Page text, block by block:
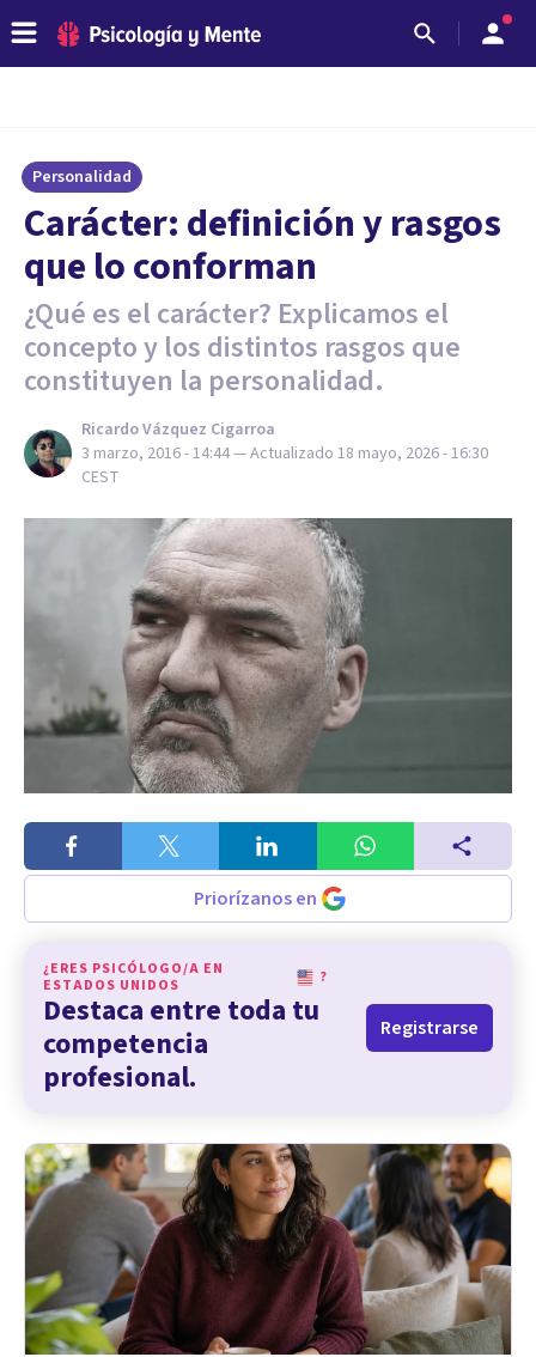
Personalidad
​Carácter: definición y rasgos
que lo conforman
¿Qué es el carácter? Explicamos el
concepto y los distintos rasgos que
constituyen la personalidad.
Ricardo Vázquez Cigarroa
3 marzo, 2016 - 14:44— Actualizado 18 mayo, 2026 - 16:30
CEST
Priorízanos en
¿ERES PSICÓLOGO/A EN
ESTADOS UNIDOS
?
Destaca entre toda tu
competencia
profesional.
Registrarse